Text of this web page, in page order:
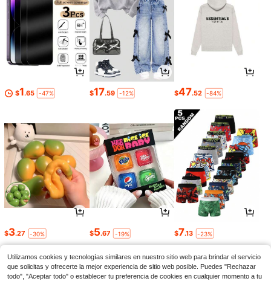
$1.65 -47% $17.59 -12% $47.52 -84%
$3.27 -30% $5.67 -19% $7.13 -23%
Utilizamos cookies y tecnologías similares en nuestro sitio web para brindar el servicio
que solicitas y ofrecerte la mejor experiencia de sitio web posible. Puedes "Rechazar
todo", "Aceptar todo" o establecer tu preferencia de cookies en cualquier momento a tu